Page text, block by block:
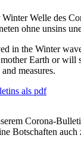
Welle des
ohne unsins
in the Winter
Earth or will
measures.
als pdf
Corona-
Botschaften auch